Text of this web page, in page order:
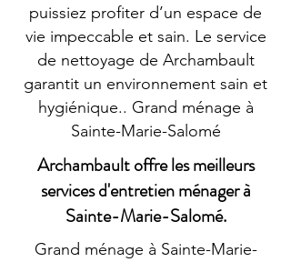
puissiez profiter d’un espace de
vie impeccable et sain. Le service
de nettoyage de Archambault
garantit un environnement sain et
hygiénique.. Grand ménage à
Sainte-Marie-Salomé
Archambault offre les meilleurs
services d'entretien ménager à
Sainte-Marie-Salomé.
Grand ménage à Sainte-Marie-